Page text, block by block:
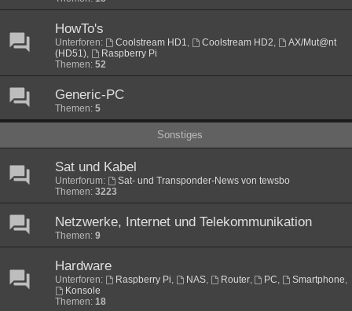
HowTo's
Unterforen: Coolstream HD1, Coolstream HD2,
AX/Mut@nt
(HD51),
Raspberry Pi
Themen: 52
Generic-PC
Themen: 5
Sonstiges
Sat und Kabel
Unterforum:
Sat- und Transponder-News von tewsbo
Themen: 3223
Netzwerke, Internet und Telekommunikation
Themen: 9
Hardware
Unterforen: Raspberry Pi, NAS, Router, PC, Smartphone,
Konsole
Themen: 18